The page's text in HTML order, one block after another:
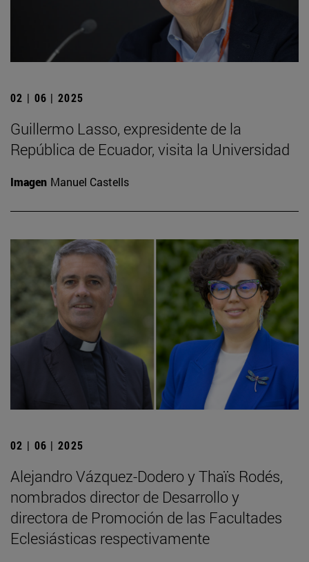
02 | 06 | 2025
Guillermo Lasso, expresidente de la
República de Ecuador, visita la Universidad
Imagen Manuel Castells
02 | 06 | 2025
Alejandro Vázquez-Dodero y Thaïs Rodés,
nombrados director de Desarrollo y
directora de Promoción de las Facultades
Eclesiásticas respectivamente